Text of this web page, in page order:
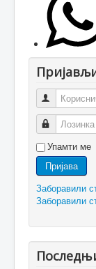
Лозинка
Упамти ме
Пријава
Заборавили
Заборавили